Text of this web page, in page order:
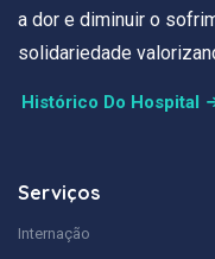
a dor e diminuir o
solidariedade
Histórico Do Hospital
Serviços
Internação